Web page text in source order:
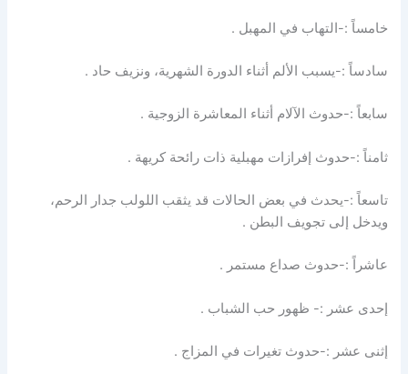
خامساً :-التهاب في المهبل .
سادساً :-يسبب الألم أثناء الدورة الشهرية، ونزيف حاد .
سابعاً :-حدوث الآلام أثناء المعاشرة الزوجية .
ثامناً :-حدوث إفرازات مهبلية ذات رائحة كريهة .
تاسعاً :-يحدث في بعض الحالات قد يثقب اللولب جدار الرحم،
ويدخل إلى تجويف البطن .
عاشراً :-حدوث صداع مستمر .
إحدى عشر :- ظهور حب الشباب .
إثنى عشر :-حدوث تغيرات في المزاج .